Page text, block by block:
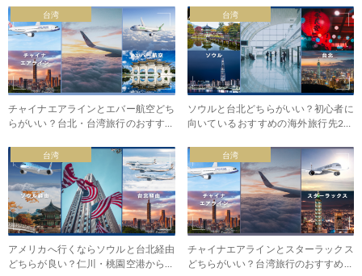
台湾
チャイナエアラインとエバー航空どち
らがいい？台北・台湾旅行のおすすめ
台湾
ソウルと台北どちらがいい？初心者に
向いているおすすめの海外旅行先2つ
台湾
アメリカへ行くならソウルと台北経由
どちらが良い？仁川・桃園空港から北
台湾
チャイナエアラインとスターラックス
どちらがいい？台湾旅行のおすすめ航